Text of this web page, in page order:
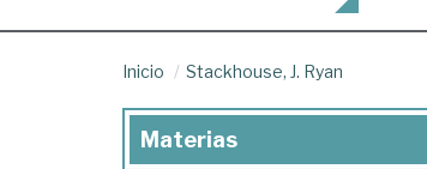
Inicio Stackhouse, J. Ryan
Materias